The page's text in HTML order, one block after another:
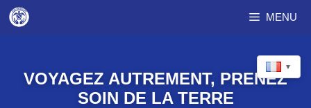
Aller
au
MENU
▼
VOYAGEZ AUTREMENT, PRENEZ
SOIN DE LA TERRE